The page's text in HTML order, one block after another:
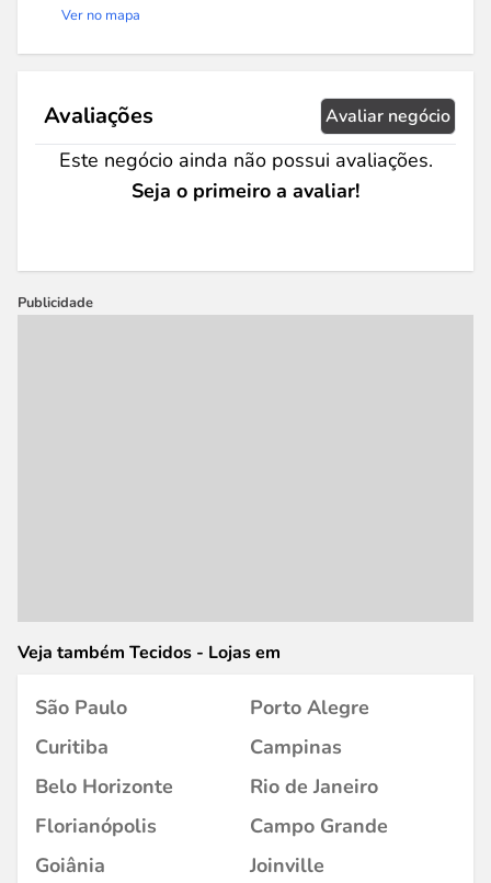
Ver no mapa
Avaliações Avaliar negócio
Este negócio ainda não possui avaliações.
Seja o primeiro a avaliar!
Publicidade
Veja também Tecidos - Lojas em
São Paulo
Porto Alegre
Curitiba
Campinas
Belo Horizonte
Rio de Janeiro
Florianópolis
Campo Grande
Goiânia
Joinville